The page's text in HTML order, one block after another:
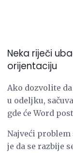
Neka riječi
orijentaciju
Ako dozvolite
u odeljku,
gde će Word
Najveći
je da se razbije